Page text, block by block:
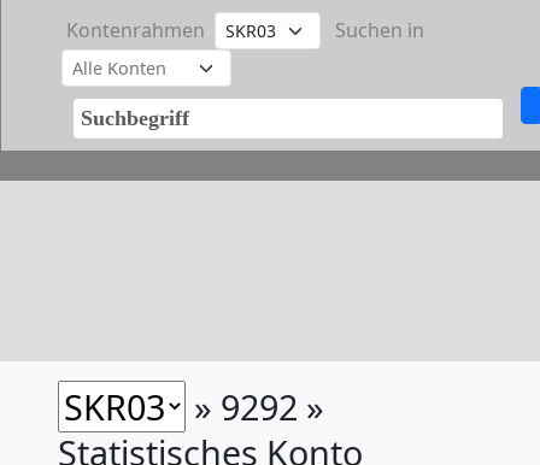
Kontenrahmen Suchen in
» 9292 »
Statistisches Konto